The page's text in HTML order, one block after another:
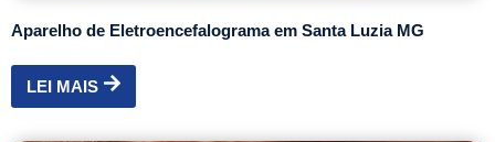
Aparelho de Eletroencefalograma em Santa Luzia MG
LEI MAIS